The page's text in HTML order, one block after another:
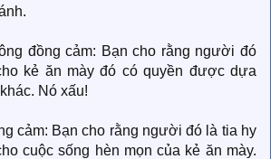
đồng cảm: Bạn cho rằng người đó
kẻ ăn mày đó có quyền được dựa
Nó xấu!
cảm: Bạn cho rằng người đó là tia hy
cuộc sống hèn mọn của kẻ ăn mày.